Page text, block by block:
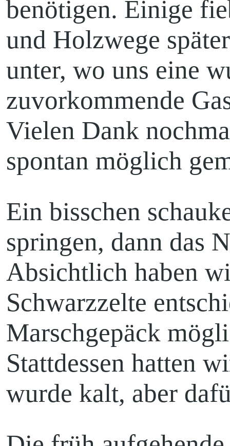
benötigen. Einige
und Holzwege
unter, wo uns eine
zuvorkommende
Vielen Dank
spontan möglich
Ein bisschen
springen, dann das
Absichtlich haben
Schwarzzelte
Marschgepäck
Stattdessen hatten
wurde kalt, aber